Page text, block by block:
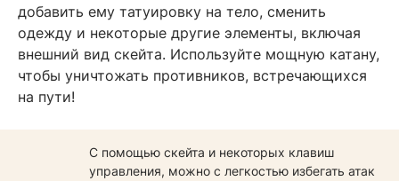
добавить ему татуировку на тело, сменить
одежду и некоторые другие элементы, включая
внешний вид скейта. Используйте мощную катану,
чтобы уничтожать противников, встречающихся
на пути!
С помощью скейта и некоторых клавиш
управления, можно с легкостью избегать атак